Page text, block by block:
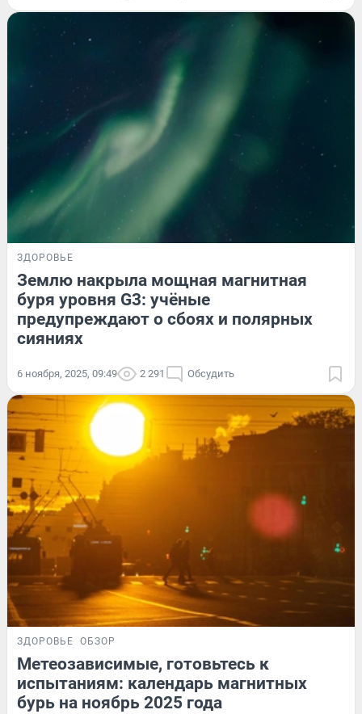
ЗДОРОВЬЕ
Землю накрыла мощная магнитная
буря уровня G3: учёные
предупреждают о сбоях и полярных
сияниях
6 ноября, 2025, 09:49 2 291 Обсудить
ЗДОРОВЬЕ ОБЗОР
Метеозависимые, готовьтесь к
испытаниям: календарь магнитных
бурь на ноябрь 2025 года